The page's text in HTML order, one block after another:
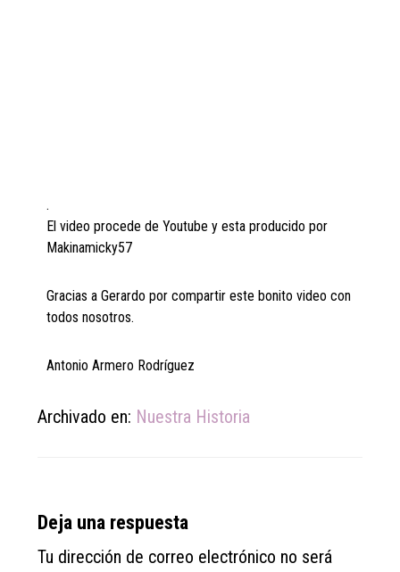
.
El video procede de Youtube y esta producido por
Makinamicky57
Gracias a Gerardo por compartir este bonito video con
todos nosotros.
Antonio Armero Rodríguez
Archivado en: Nuestra Historia
Reader
Interactions
Deja una respuesta
Tu dirección de correo electrónico no será